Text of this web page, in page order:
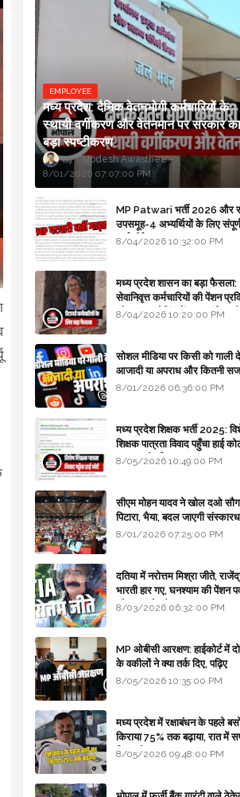
EMPLOYEE
मध्य प्रदेश: दैनिक वेतनभोगी कर्मचारियों के
स्थायी वर्गीकरण और वेतनमान पर सरकार का
बड़ा स्पष्टीकरण
Updesh Awasthee
8/01/2026 07:07:00 PM
MP Patwari भर्ती 2026 और
उपसमूह-4 अभ्यर्थियों के लिए संपूर्ण
मार्गदर्शिका
8/04/2026 10:32:00 PM
मध्य प्रदेश शासन का बड़ा फैसला:
सेवानिवृत्त कर्मचारियों की पेंशन
और बजट कोडिंग में हुए क्रांतिकारी
8/04/2026 10:20:00 PM
सोशल मीडिया पर किसी को गाली
आजादी या अपराध और कितनी
प्रावधान - free legal advice
8/01/2026 06:36:00 PM
मध्य प्रदेश शिक्षक भर्ती 2025:
शिक्षक पात्रता विवाद पहुँचा हाई
सरकार से माँगा जवाब
8/05/2026 10:49:00 PM
सीएम मोहन यादव ने खोल दओ
पिटारा, भैया, बदल जाएगी
8/01/2026 07:25:00 PM
दतिया में नरोत्तम मिश्रा जीते,
भारती हार गए, घनश्याम की पेंशन
और आशुतोष बैक टू...
8/03/2026 06:32:00 PM
MP ओबीसी आरक्षण: हाईकोर्ट में
के वकीलों ने क्या तर्क दिए, पढ़िए
8/05/2026 10:35:00 PM
मध्य प्रदेश में रक्षाबंधन के पहले
किराया 75% तक बढ़ाया, रात में
किया तो 10% एक्स्ट्रा
8/05/2026 09:48:00 PM